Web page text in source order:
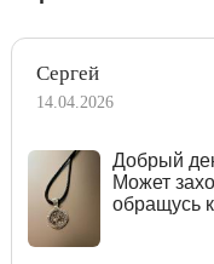
Сергей
14.04.2026
Добрый
Может
обращусь